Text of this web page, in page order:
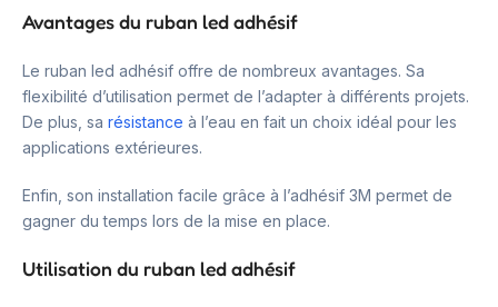
Avantages du ruban led adhésif
Le ruban led adhésif offre de nombreux avantages. Sa
flexibilité d’utilisation permet de l’adapter à différents projets.
De plus, sa résistance à l’eau en fait un choix idéal pour les
applications extérieures.
Enfin, son installation facile grâce à l’adhésif 3M permet de
gagner du temps lors de la mise en place.
Utilisation du ruban led adhésif